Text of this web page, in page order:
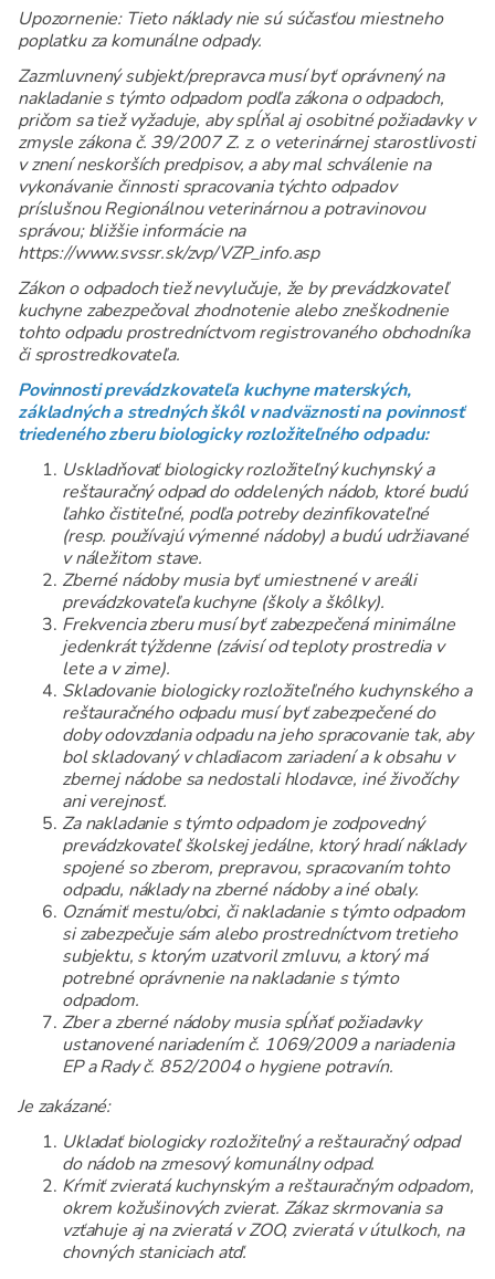
Upozornenie: Tieto náklady nie sú súčasťou miestneho
poplatku za komunálne odpady.
Zazmluvnený subjekt/prepravca musí byť oprávnený na
nakladanie s týmto odpadom podľa zákona o odpadoch,
pričom sa tiež vyžaduje, aby spĺňal aj osobitné požiadavky v
zmysle zákona č. 39/2007 Z. z. o veterinárnej starostlivosti
v znení neskorších predpisov, a aby mal schválenie na
vykonávanie činnosti spracovania týchto odpadov
príslušnou Regionálnou veterinárnou a potravinovou
správou; bližšie informácie na
https://www.svssr.sk/zvp/VZP_info.asp
Zákon o odpadoch tiež nevylučuje, že by prevádzkovateľ
kuchyne zabezpečoval zhodnotenie alebo zneškodnenie
tohto odpadu prostredníctvom registrovaného obchodníka
či sprostredkovateľa.
Povinnosti prevádzkovateľa kuchyne materských,
základných a stredných škôl v nadväznosti na povinnosť
triedeného zberu biologicky rozložiteľného odpadu:
Uskladňovať biologicky rozložiteľný kuchynský a
reštauračný odpad do oddelených nádob, ktoré budú
ľahko čistiteľné, podľa potreby dezinfikovateľné
(resp. používajú výmenné nádoby) a budú udržiavané
v náležitom stave.
Zberné nádoby musia byť umiestnené v areáli
prevádzkovateľa kuchyne (školy a škôlky).
Frekvencia zberu musí byť zabezpečená minimálne
jedenkrát týždenne (závisí od teploty prostredia v
lete a v zime).
Skladovanie biologicky rozložiteľného kuchynského a
reštauračného odpadu musí byť zabezpečené do
doby odovzdania odpadu na jeho spracovanie tak, aby
bol skladovaný v chladiacom zariadení a k obsahu v
zbernej nádobe sa nedostali hlodavce, iné živočíchy
ani verejnosť.
Za nakladanie s týmto odpadom je zodpovedný
prevádzkovateľ školskej jedálne, ktorý hradí náklady
spojené so zberom, prepravou, spracovaním tohto
odpadu, náklady na zberné nádoby a iné obaly.
Oznámiť mestu/obci, či nakladanie s týmto odpadom
si zabezpečuje sám alebo prostredníctvom tretieho
subjektu, s ktorým uzatvoril zmluvu, a ktorý má
potrebné oprávnenie na nakladanie s týmto
odpadom.
Zber a zberné nádoby musia spĺňať požiadavky
ustanovené nariadením č. 1069/2009 a nariadenia
EP a Rady č. 852/2004 o hygiene potravín.
Je zakázané:
Ukladať biologicky rozložiteľný a reštauračný odpad
do nádob na zmesový komunálny odpad.
Kŕmiť zvieratá kuchynským a reštauračným odpadom,
okrem kožušinových zvierat. Zákaz skrmovania sa
vzťahuje aj na zvieratá v ZOO, zvieratá v útulkoch, na
chovných staniciach atď.